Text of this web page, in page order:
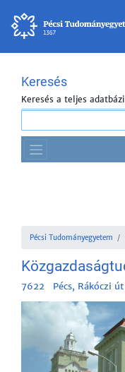
Keresés
Keresés a teljes
Pécsi Tudományegyetem
7622 Pécs, Rákóczi